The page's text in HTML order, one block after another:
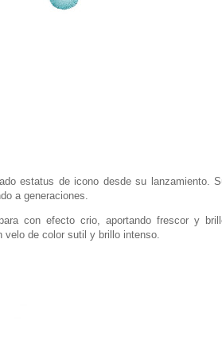
estatus de icono desde su lanzamiento.
a generaciones.
con efecto crio, aportando frescor y
de color sutil y brillo intenso.